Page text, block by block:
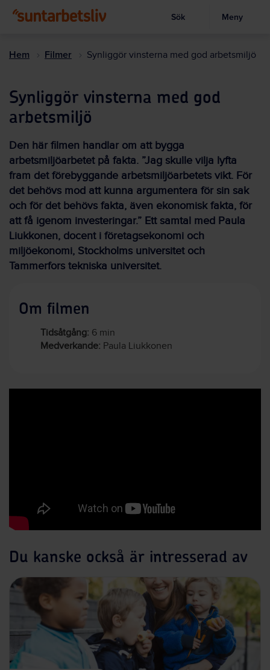
till
Visa sökruta
Sök Meny
Hem Filmer Synliggör vinsterna med god arbetsmiljö
Synliggör vinsterna med god
arbetsmiljö
Den här filmen handlar om att bygga
arbetsmiljöarbetet på fakta. ”Jag skulle vilja lyfta
fram det förebyggande arbetsmiljöarbetets vikt. För
det behövs mod att kunna argumentera för sin sak
och för det behövs fakta, även ekonomisk fakta, för
att få igenom investeringar.” Ett samtal med Paula
Liukkonen, docent i företagsekonomi och
miljöekonomi, Stockholms universitet och
Tammerfors tekniska universitet.
Om filmen
Tidsåtgång: 6 min
Medverkande: Paula Liukkonen
Du kanske också är intresserad av